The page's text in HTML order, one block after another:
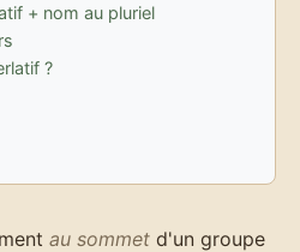
+ nom au pluriel
?
au sommet d'un groupe